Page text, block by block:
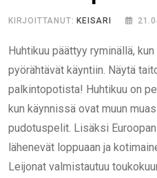
KIRJOITTANUT:KEISARI
Huhtikuu päättyy ryminällä,
pyörähtävät käyntiin. Näytä
palkintopotista! Huhtikuu on
kun käynnissä ovat muun
pudotuspelit. Lisäksi
lähenevät loppuaan ja
Leijonat valmistautuu